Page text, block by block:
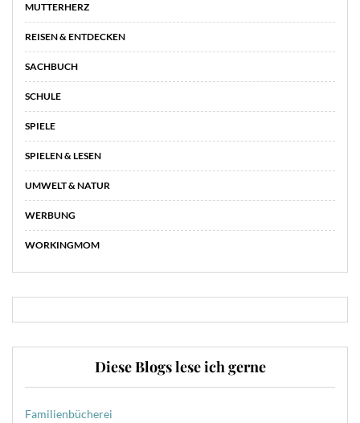
MUTTERHERZ
REISEN & ENTDECKEN
SACHBUCH
SCHULE
SPIELE
SPIELEN & LESEN
UMWELT & NATUR
WERBUNG
WORKINGMOM
Diese Blogs lese ich gerne
Familienbücherei